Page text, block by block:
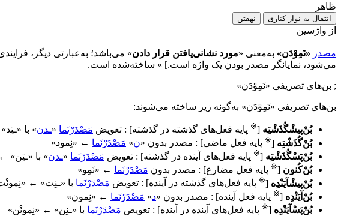
ظاهر
انتقال به نوار کناری نهفتن
از واژسین
مصدر «نَمِوْدَن» به‌معنی «مورد نشانی‌یافتن قرار دادن» می‌باشد؛ به‌عبارتی دیگر،
می‌شود، نمایانگر مصدر بودن یک واژه است.] » ساخته‌شده است.
; بن‌های تصریفی «نَمِوْدَن»
بن‌های تصریفی «نَمِوْدَن» به‌گونه زیر ساخته می‌شوند:
بُنْ‌پیشْگُذَشْتِه [
※ پایه فعل‌های گذشته در گذشته] : تعویض مَصْدَرْنَما «ـدن» با
بُنْ‌گُذَشْتِه [
※ پایه فعل ماضی] : مصدر بدون «ن» مَصْدَرْنَما ← «نِمود»
بُنْ‌پَسْگُذَشْتِه [
※ پایه فعل‌های آینده در گذشته] : تعویض مَصْدَرْنَما «ـدن» با «ـتِن»
بُنْ‌کُنون [
※ پایه فعل مضارع] : مصدر بدون مَصْدَرْنَما ← «نَمِو»
بُنْ‌پیشْآیَنْدِه [
※ پایه فعل‌های گذشته در آینده] : تعویض مَصْدَرْنَما با «ـنِت» ←
بُنْ‌آیَنْدِه [
※ پایه فعل آینده] : مصدر بدون «د» مَصْدَرْنَما ← «نِمون»
بُنْ‌پَسْآیَنْدِه [
※ پایه فعل‌های آینده در آینده] : تعویض مَصْدَرْنَما با «ـنِن» ← «نِمونْن»